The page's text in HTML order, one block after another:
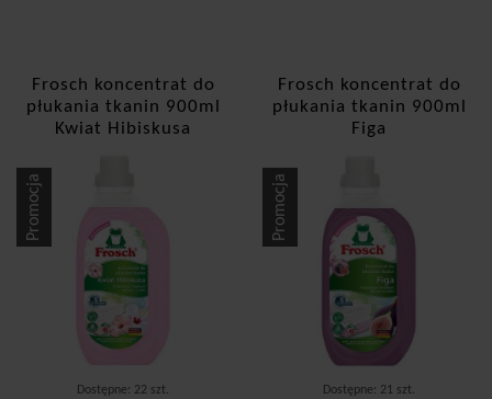
Frosch koncentrat do
płukania tkanin 900ml
Kwiat Hibiskusa
Dostępne: 22 szt.
Promocja
Frosch koncentrat do
płukania tkanin 900ml
Figa
Dostępne: 21 szt.
Promocja